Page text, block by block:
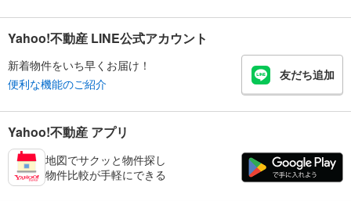
Yahoo!不動産 LINE公式アカウント
新着物件をいち早くお届け！
便利な機能のご紹介
友だち追加
Yahoo!不動産 アプリ
地図でサクッと物件探し
物件比較が手軽にできる